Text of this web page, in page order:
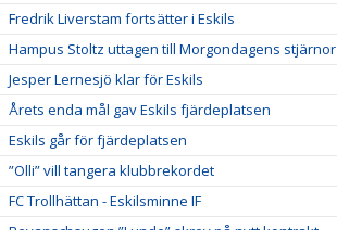
Fredrik Liverstam fortsätter i Eskils
Hampus Stoltz uttagen till Morgondagens stjärnor
Jesper Lernesjö klar för Eskils
Årets enda mål gav Eskils fjärdeplatsen
Eskils går för fjärdeplatsen
”Olli” vill tangera klubbrekordet
FC Trollhättan - Eskilsminne IF